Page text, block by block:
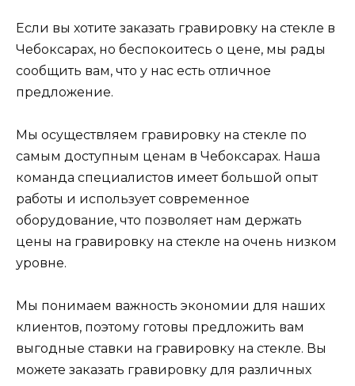
Если вы хотите заказать гравировку на стекле в
Чебоксарах, но беспокоитесь о цене, мы рады
сообщить вам, что у нас есть отличное
предложение.
Мы осуществляем гравировку на стекле по
самым доступным ценам в Чебоксарах. Наша
команда специалистов имеет большой опыт
работы и использует современное
оборудование, что позволяет нам держать
цены на гравировку на стекле на очень низком
уровне.
Мы понимаем важность экономии для наших
клиентов, поэтому готовы предложить вам
выгодные ставки на гравировку на стекле. Вы
можете заказать гравировку для различных